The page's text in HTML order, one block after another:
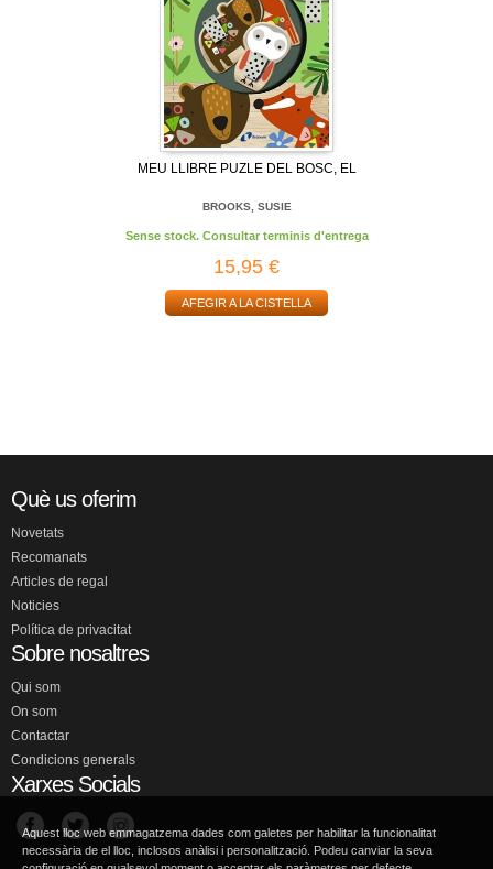
MEU LLIBRE PUZLE DEL BOSC, EL
BROOKS, SUSIE
Sense stock. Consultar terminis d'entrega
15,95 €
AFEGIR A LA CISTELLA
Què us oferim
Novetats
Recomanats
Articles de regal
Noticies
Política de privacitat
Sobre nosaltres
Qui som
On som
Contactar
Condicions generals
Xarxes Socials
Aquest lloc web emmagatzema dades com galetes per habilitar la funcionalitat
necessària de el lloc, inclosos anàlisi i personalització. Podeu canviar la seva